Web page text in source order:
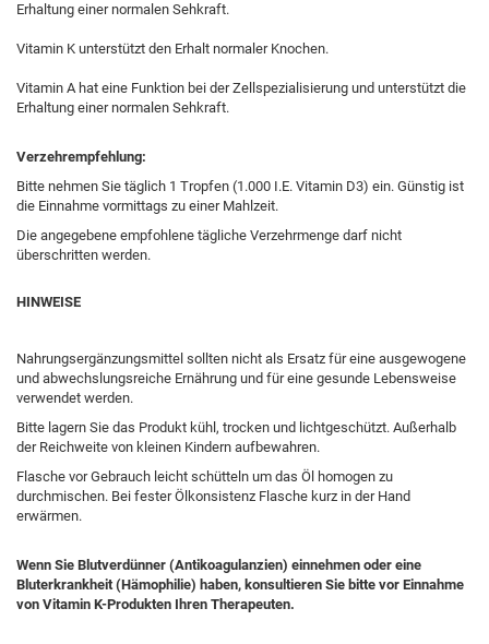
Erhaltung einer normalen Sehkraft.
Vitamin K unterstützt den Erhalt normaler Knochen.
Vitamin A hat eine Funktion bei der Zellspezialisierung und unterstützt die
Erhaltung einer normalen Sehkraft.
Verzehrempfehlung:
Bitte nehmen Sie täglich 1 Tropfen (1.000 I.E. Vitamin D3) ein. Günstig ist
die Einnahme vormittags zu einer Mahlzeit.
Die angegebene empfohlene tägliche Verzehrmenge darf nicht
überschritten werden.
HINWEISE
Nahrungsergänzungsmittel sollten nicht als Ersatz für eine ausgewogene
und abwechslungsreiche Ernährung und für eine gesunde Lebensweise
verwendet werden.
Bitte lagern Sie das Produkt kühl, trocken und lichtgeschützt. Außerhalb
der Reichweite von kleinen Kindern aufbewahren.
Flasche vor Gebrauch leicht schütteln um das Öl homogen zu
durchmischen. Bei fester Ölkonsistenz Flasche kurz in der Hand
erwärmen.
Wenn Sie Blutverdünner (Antikoagulanzien) einnehmen oder eine
Bluterkrankheit (Hämophilie) haben, konsultieren Sie bitte vor Einnahme
von Vitamin K-Produkten Ihren Therapeuten.